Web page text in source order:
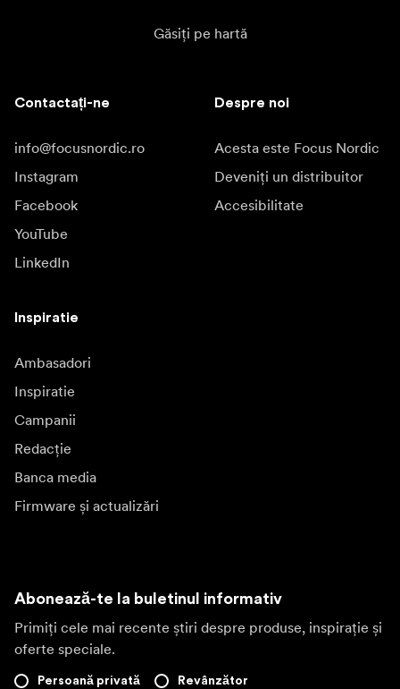
Găsiți pe hartă
Contactați-ne
info@focusnordic.ro
Instagram
Facebook
YouTube
LinkedIn
Despre noi
Acesta este Focus Nordic
Deveniți un distribuitor
Accesibilitate
Inspiratie
Ambasadori
Inspiratie
Campanii
Redacție
Banca media
Firmware și actualizări
Abonează-te la buletinul informativ
Primiți cele mai recente știri despre produse, inspirație și
oferte speciale.
Persoană privată Revânzător